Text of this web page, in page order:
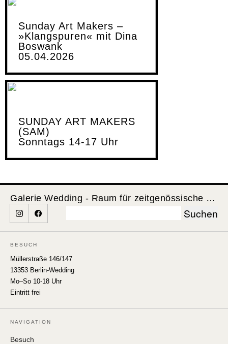
Sunday Art Makers –
»Klangspuren« mit Dina
Boswank
05.04.2026
SUNDAY ART MAKERS
(SAM)
Sonntags 14-17 Uhr
Galerie Wedding - Raum für zeitgenössische Kunst
BESUCH
Müllerstraße 146/147
13353 Berlin-Wedding
Mo–So 10-18 Uhr
Eintritt frei
NAVIGATION
Besuch